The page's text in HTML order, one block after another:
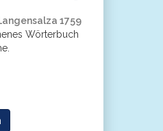
1759
Wörterbuch